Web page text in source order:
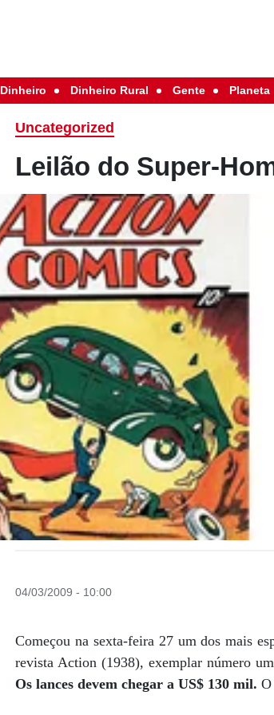
Dinheiro Dinheiro Rural Gente Planeta
Uncategorized
Leilão do Super-
04/03/2009 - 10:00
Começou na sexta-feira 27 um dos mais
revista Action (1938), exemplar número
Os lances devem chegar a US$ 130 mil.